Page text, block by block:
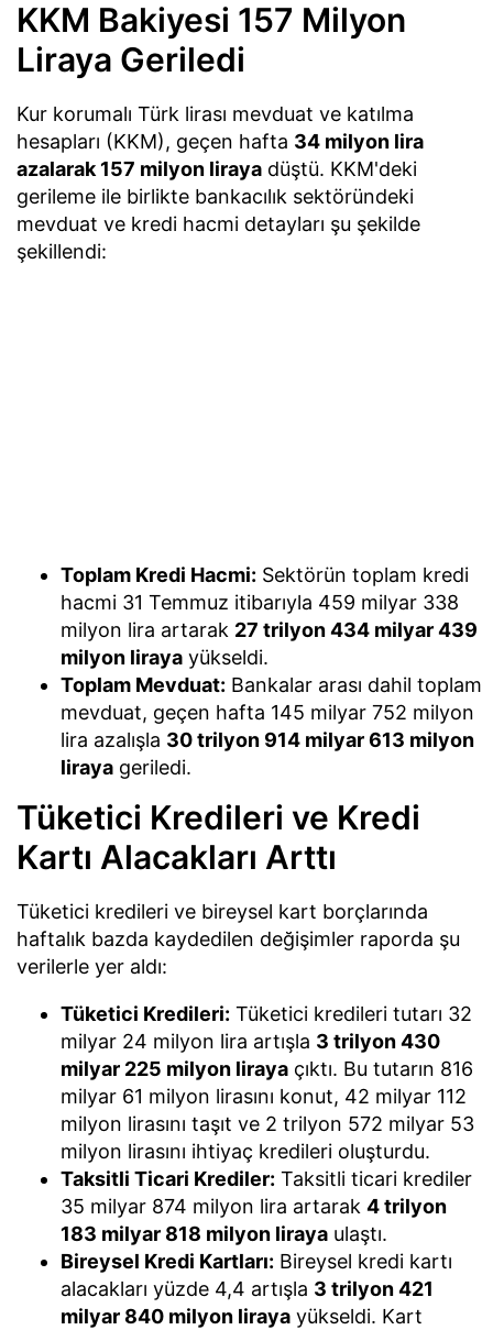
KKM Bakiyesi 157 Milyon
Liraya Geriledi
Kur korumalı Türk lirası mevduat ve katılma
hesapları (KKM), geçen hafta 34 milyon lira
azalarak 157 milyon liraya düştü. KKM'deki
gerileme ile birlikte bankacılık sektöründeki
mevduat ve kredi hacmi detayları şu şekilde
şekillendi:
Toplam Kredi Hacmi: Sektörün toplam kredi
hacmi 31 Temmuz itibarıyla 459 milyar 338
milyon lira artarak 27 trilyon 434 milyar 439
milyon liraya yükseldi.
Toplam Mevduat: Bankalar arası dahil toplam
mevduat, geçen hafta 145 milyar 752 milyon
lira azalışla 30 trilyon 914 milyar 613 milyon
liraya geriledi.
Tüketici Kredileri ve Kredi
Kartı Alacakları Arttı
Tüketici kredileri ve bireysel kart borçlarında
haftalık bazda kaydedilen değişimler raporda şu
verilerle yer aldı:
Tüketici Kredileri: Tüketici kredileri tutarı 32
milyar 24 milyon lira artışla 3 trilyon 430
milyar 225 milyon liraya çıktı. Bu tutarın 816
milyar 61 milyon lirasını konut, 42 milyar 112
milyon lirasını taşıt ve 2 trilyon 572 milyar 53
milyon lirasını ihtiyaç kredileri oluşturdu.
Taksitli Ticari Krediler: Taksitli ticari krediler
35 milyar 874 milyon lira artarak 4 trilyon
183 milyar 818 milyon liraya ulaştı.
Bireysel Kredi Kartları: Bireysel kredi kartı
alacakları yüzde 4,4 artışla 3 trilyon 421
milyar 840 milyon liraya yükseldi. Kart